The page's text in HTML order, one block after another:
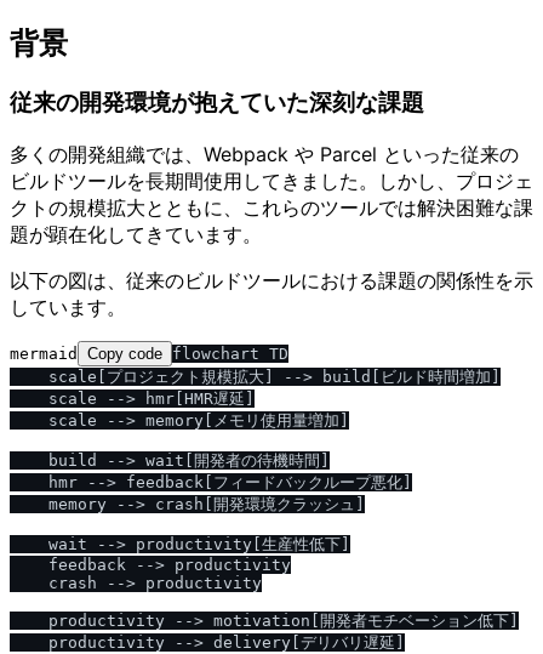
背景
従来の開発環境が抱えていた深刻な課題
多くの開発組織では、Webpack や Parcel といった従来の
ビルドツールを長期間使用してきました。しかし、プロジェ
クトの規模拡大とともに、これらのツールでは解決困難な課
題が顕在化してきています。
以下の図は、従来のビルドツールにおける課題の関係性を示
しています。
mermaid Copy code flowchart TD
    scale[プロジェクト規模拡大] --> build[ビルド時間増加]
    scale --> hmr[HMR遅延]
    scale --> memory[メモリ使用量増加]
    build --> wait[開発者の待機時間]
    hmr --> feedback[フィードバックループ悪化]
    memory --> crash[開発環境クラッシュ]
    wait --> productivity[生産性低下]
    feedback --> productivity
    crash --> productivity
    productivity --> motivation[開発者モチベーション低下]